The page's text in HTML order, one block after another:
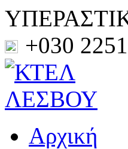
+030
Αρχική